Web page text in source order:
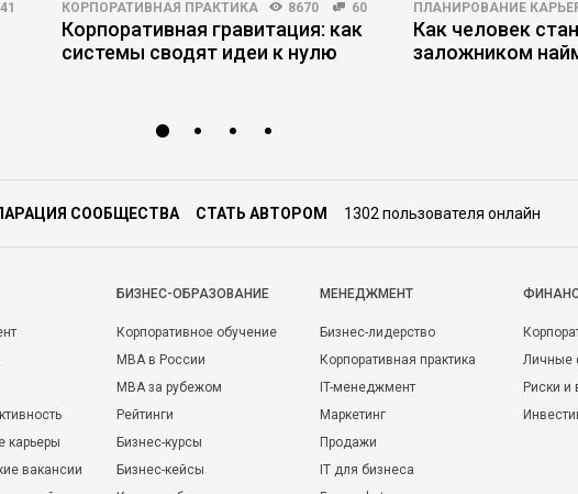
41 КОРПОРАТИВНАЯ ПРАКТИКА 8670 60
Корпоративная гравитация: как
системы сводят идеи к нулю
ПЛАНИРОВАНИЕ
Как человек
заложником
СООБЩЕСТВА СТАТЬ АВТОРОМ 1302 пользователя онлайн
карьеры
вакансии
БИЗНЕС-ОБРАЗОВАНИЕ
Корпоративное обучение
MBA в России
MBA за рубежом
Рейтинги
Бизнес-курсы
Бизнес-кейсы
МЕНЕДЖМЕНТ
Бизнес-лидерство
Корпоративная практика
IT-менеджмент
Маркетинг
Продажи
IT для бизнеса
Личные
Риски и